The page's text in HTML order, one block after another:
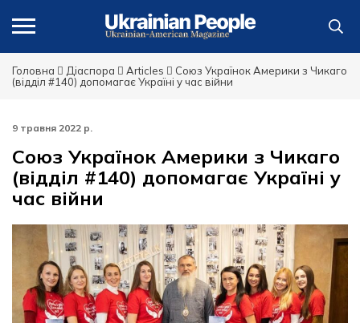
Головна Діаспора Articles
Союз Українок Америки з Чикаго
(відділ #140) допомагає Україні у час війни
9 травня 2022 р.
Союз Українок Америки з Чикаго
(відділ #140) допомагає Україні у
час війни